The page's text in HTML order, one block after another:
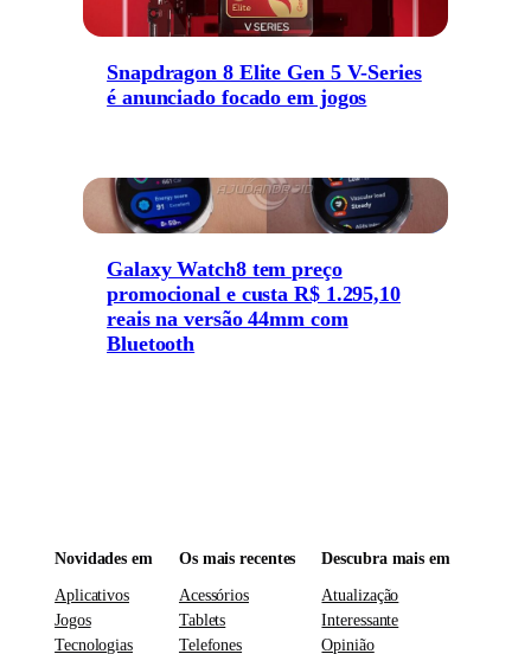
Snapdragon 8 Elite Gen 5 V-Series
é anunciado focado em jogos
Galaxy Watch8 tem preço
promocional e custa R$ 1.295,10
reais na versão 44mm com
Bluetooth
Novidades em
Aplicativos
Jogos
Tecnologias
Os mais recentes
Acessórios
Tablets
Telefones
Descubra mais em
Atualização
Interessante
Opinião